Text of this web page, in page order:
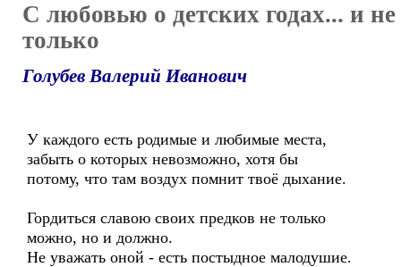
C любовью о детских годах... и не
только
Голубев Валерий Иванович
У каждого есть родимые и любимые места,
забыть о которых невозможно, хотя бы
потому, что там воздух помнит твоё дыхание.
Гордиться славою своих предков не только
можно, но и должно.
Не уважать оной - есть постыдное малодушие.